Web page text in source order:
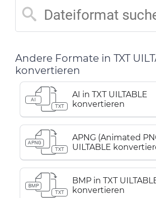
Andere Formate in TXT
konvertieren
AI
TXT
AI in TXT UILTABLE
konvertieren
APNG
TXT
APNG (Animated
UILTABLE
BMP
TXT
BMP in TXT
konvertieren